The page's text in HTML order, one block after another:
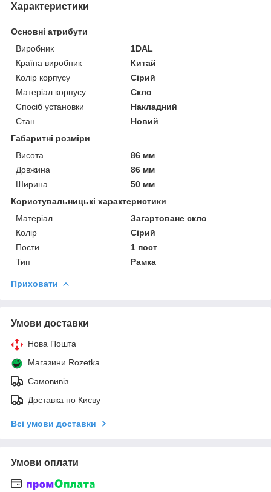
Характеристики
Основні атрибути
Виробник
1DAL
Країна виробник
Китай
Колір корпусу
Сірий
Матеріал корпусу
Скло
Спосіб установки
Накладний
Стан
Новий
Габаритні розміри
Висота
86 мм
Довжина
86 мм
Ширина
50 мм
Користувальницькі характеристики
Матеріал
Загартоване скло
Колір
Сірий
Пости
1 пост
Тип
Рамка
Приховати
Умови доставки
Нова Пошта
Магазини Rozetka
Самовивіз
Доставка по Києву
Всі умови доставки
Умови оплати